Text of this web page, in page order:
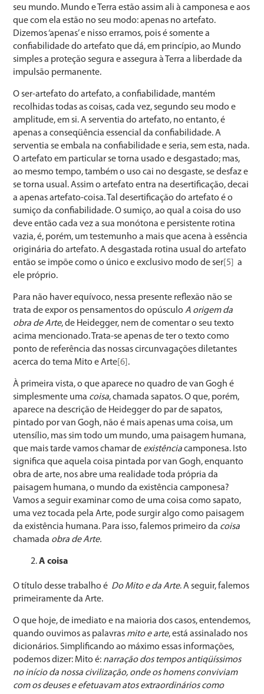
seu mundo. Mundo e Terra estão assim ali à camponesa e aos
que com ela estão no seu modo: apenas no artefato.
Dizemos ‘apenas’ e nisso erramos, pois é somente a
confiabilidade do artefato que dá, em princípio, ao Mundo
simples a proteção segura e assegura à Terra a liberdade da
impulsão permanente.
O ser-artefato do artefato, a confiabilidade, mantém
recolhidas todas as coisas, cada vez, segundo seu modo e
amplitude, em si. A serventia do artefato, no entanto, é
apenas a conseqüência essencial da confiabilidade. A
serventia se embala na confiabilidade e seria, sem esta, nada.
O artefato em particular se torna usado e desgastado; mas,
ao mesmo tempo, também o uso cai no desgaste, se desfaz e
se torna usual. Assim o artefato entra na desertificação, decai
a apenas artefato-coisa. Tal desertificação do artefato é o
sumiço da confiabilidade. O sumiço, ao qual a coisa do uso
deve então cada vez a sua monótona e persistente rotina
vazia, é, porém, um testemunho a mais que acena à essência
originária do artefato. A desgastada rotina usual do artefato
então se impõe como o único e exclusivo modo de ser [5]
a
ele próprio.
Para não haver equívoco, nessa presente reflexão não se
trata de expor os pensamentos do opúsculoA origem da
obra de Arte, de Heidegger, nem de comentar o seu texto
acima mencionado. Trata-se apenas de ter o texto como
ponto de referência das nossas circunvagações diletantes
acerca do tema Mito e Arte [6] .
À primeira vista, o que aparece no quadro de van Gogh é
simplesmente uma coisa, chamada sapatos. O que, porém,
aparece na descrição de Heidegger do par de sapatos,
pintado por van Gogh, não é mais apenas uma coisa, um
utensílio, mas sim todo um mundo, uma paisagem humana,
que mais tarde vamos chamar de existênciacamponesa. Isto
significa que aquela coisa pintada por van Gogh, enquanto
obra de arte, nos abre uma realidade toda própria da
paisagem humana, o mundo da existência camponesa?
Vamos a seguir examinar como de uma coisa como sapato,
uma vez tocada pela Arte, pode surgir algo como paisagem
da existência humana. Para isso, falemos primeiro da coisa
chamada obra de Arte.
A coisa
O título desse trabalho é Do Mito e da Arte. A seguir, falemos
primeiramente da Arte.
O que hoje, de imediato e na maioria dos casos, entendemos,
quando ouvimos as palavras mito e arte, está assinalado nos
dicionários. Simplificando ao máximo essas informações,
podemos dizer: Mito é: narração dos tempos antiqüíssimos
no início da nossa civilização, onde os homens conviviam
com os deuses e efetuavam atos extraordinários como